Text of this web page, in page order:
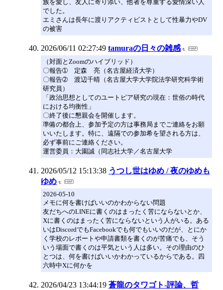
族を愛し、友人に寄り添い、他者を尊重する愛情深い人
でした。
エミさんは長年に渡りアクティビストとして性暴力やDV
の被害
2026/06/11 02:27:49 tamuraの日々の雑感
（対面とZoomのハイブリッド）
〇報告➀ 定森 亮（名古屋経済大学）
〇報告➁ 渡辺千晴（名古屋大学大学院法学研究科学術
研究員）
「政治思想としてのユートピア研究の現在：世俗の時代
における均衡性」
〇終了後に懇親会を開催します。
準備の都合上、参加予定の方は事務局までご連絡をお願
いいたします。特に、遠隔での参加希を望される方は、
必ず事前にご連絡ください。
運営委員：大園誠（同志社大学／名古屋大学
2026/05/12 15:13:38 うつし世はゆめ / 夜のゆめも
ゆめ
2026-05-10
メモに何を書けばいいのかわからない問題
友だちへのLINEに書くのはまったく苦にならないとか、
Xに書くのはまったく苦にならないという人がいる。ある
いはDiscordでもFacebookでも何でもいいのだが、とにか
く学校のレポートや申請書類を書くのが苦痛でも、そう
いう場面で書くのは平気という人は多い。その理由のひ
とつは、何を書けばいいかわかっているからである。四
六時中Xに何かを
2026/04/23 13:44:19 蒼龍のタワゴト-評論、哲